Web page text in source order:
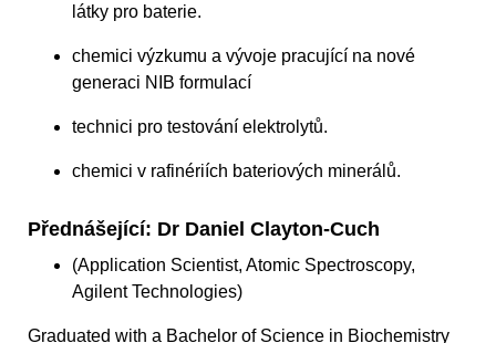
látky pro baterie.
chemici výzkumu a vývoje pracující na nové
generaci NIB formulací
technici pro testování elektrolytů.
chemici v rafinériích bateriových minerálů.
Přednášející: Dr Daniel Clayton-Cuch
(Application Scientist, Atomic Spectroscopy,
Agilent Technologies)
Graduated with a Bachelor of Science in Biochemistry